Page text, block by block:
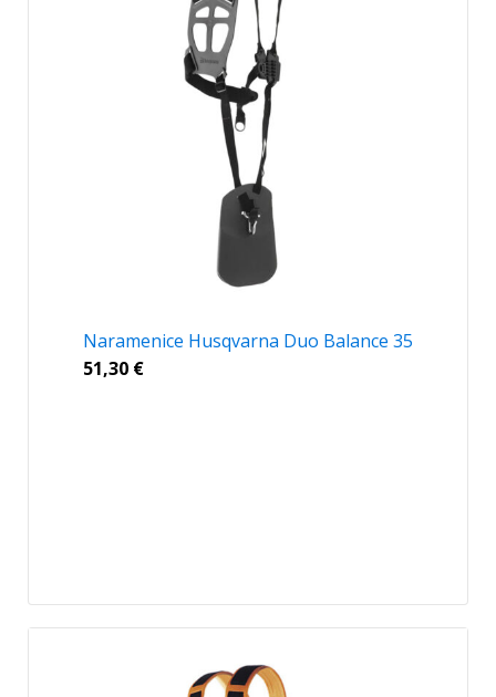
Naramenice Husqvarna Duo Balance 35
51,30 €